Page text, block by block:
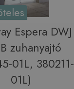
Espera DWJ
zuhanyajtó
01L, 380211-
01L)